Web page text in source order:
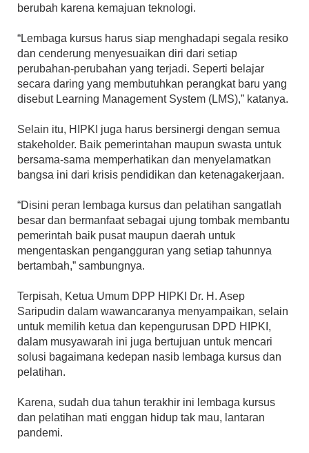
berubah karena kemajuan teknologi.
“Lembaga kursus harus siap menghadapi segala resiko
dan cenderung menyesuaikan diri dari setiap
perubahan-perubahan yang terjadi. Seperti belajar
secara daring yang membutuhkan perangkat baru yang
disebut Learning Management System (LMS),” katanya.
Selain itu, HIPKI juga harus bersinergi dengan semua
stakeholder. Baik pemerintahan maupun swasta untuk
bersama-sama memperhatikan dan menyelamatkan
bangsa ini dari krisis pendidikan dan ketenagakerjaan.
“Disini peran lembaga kursus dan pelatihan sangatlah
besar dan bermanfaat sebagai ujung tombak membantu
pemerintah baik pusat maupun daerah untuk
mengentaskan pengangguran yang setiap tahunnya
bertambah,” sambungnya.
Terpisah, Ketua Umum DPP HIPKI Dr. H. Asep
Saripudin dalam wawancaranya menyampaikan, selain
untuk memilih ketua dan kepengurusan DPD HIPKI,
dalam musyawarah ini juga bertujuan untuk mencari
solusi bagaimana kedepan nasib lembaga kursus dan
pelatihan.
Karena, sudah dua tahun terakhir ini lembaga kursus
dan pelatihan mati enggan hidup tak mau, lantaran
pandemi.